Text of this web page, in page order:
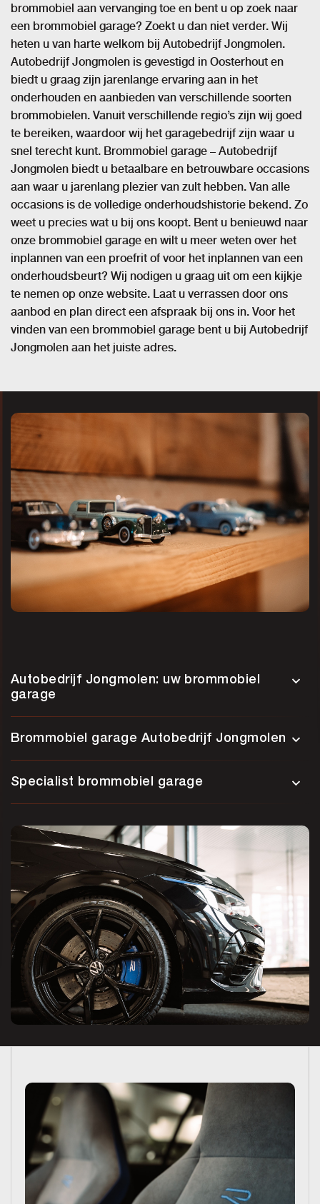
brommobiel aan vervanging toe en bent u op zoek naar
een brommobiel garage? Zoekt u dan niet verder. Wij
heten u van harte welkom bij Autobedrijf Jongmolen.
Autobedrijf Jongmolen is gevestigd in Oosterhout en
biedt u graag zijn jarenlange ervaring aan in het
onderhouden en aanbieden van verschillende soorten
brommobielen. Vanuit verschillende regio’s zijn wij goed
te bereiken, waardoor wij het garagebedrijf zijn waar u
snel terecht kunt. Brommobiel garage – Autobedrijf
Jongmolen biedt u betaalbare en betrouwbare occasions
aan waar u jarenlang plezier van zult hebben. Van alle
occasions is de volledige onderhoudshistorie bekend. Zo
weet u precies wat u bij ons koopt. Bent u benieuwd naar
onze brommobiel garage en wilt u meer weten over het
inplannen van een proefrit of voor het inplannen van een
onderhoudsbeurt? Wij nodigen u graag uit om een kijkje
te nemen op onze website. Laat u verrassen door ons
aanbod en plan direct een afspraak bij ons in. Voor het
vinden van een brommobiel garage bent u bij Autobedrijf
Jongmolen aan het juiste adres.
Autobedrijf Jongmolen: uw brommobiel
garage
Brommobiel garage Autobedrijf Jongmolen
Specialist brommobiel garage